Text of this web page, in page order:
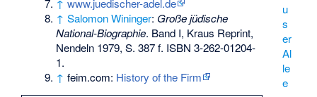
u
s
er
Al
le
e
↑ Salomon Wininger: Große jüdische
National-Biographie. Band I, Kraus Reprint,
Nendeln 1979, S. 387 f. ISBN 3-262-01204-
1.
↑ feim.com: History of the Firm